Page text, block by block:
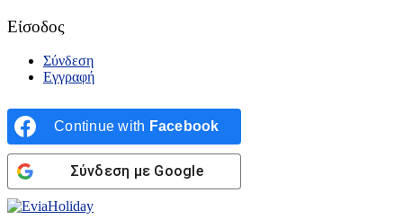
Είσοδος
Σύνδεση
Εγγραφή
Continue with Facebook
Σύνδεση με Google